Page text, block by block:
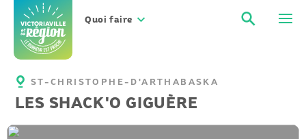
contenu
Quoi faire
ST-CHRISTOPHE-D'ARTHABASKA
LES SHACK'O GIGUÈRE